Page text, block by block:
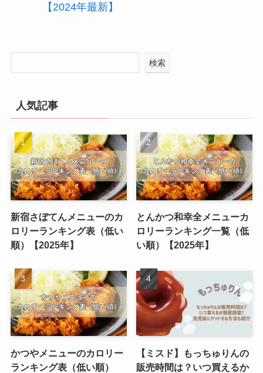
【2024年最新】
検索
人気記事
新宿さぼてんメニューのカ
ロリーランキング表（低い
順）【2025年】
とんかつ和幸全メニューカ
ロリーランキング一覧（低
い順）【2025年】
かつやメニューのカロリー
ランキング表（低い順）
【ミスド】もっちゅりんの
販売時間は？いつ買えるか